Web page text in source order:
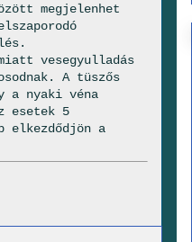
megjelenhet
vesegyulladás
A tüszős
a nyaki véna
esetek 5
elkezdődjön a